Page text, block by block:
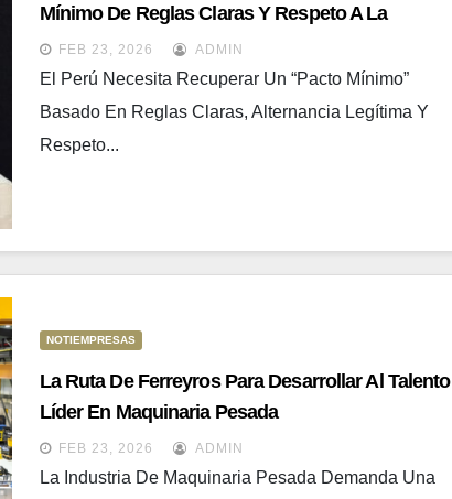
Mínimo De Reglas Claras Y Respeto A La
Institucionalidad”
FEB 23, 2026 ADMIN
El Perú Necesita Recuperar Un “pacto Mínimo”
Basado En Reglas Claras, Alternancia Legítima Y
Respeto...
NOTIEMPRESAS
La Ruta De Ferreyros Para Desarrollar Al Talento
Líder En Maquinaria Pesada
FEB 23, 2026 ADMIN
La Industria De Maquinaria Pesada Demanda Una